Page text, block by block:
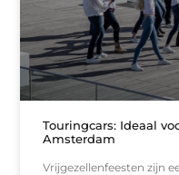
Touringcars: Ideaal
Amsterdam
Vrijgezellenfeesten zijn